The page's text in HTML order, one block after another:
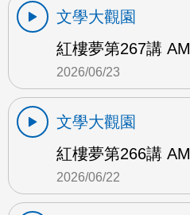
文學大觀園
紅樓夢第267講 AM
2026/06/23
文學大觀園
紅樓夢第266講 AM
2026/06/22